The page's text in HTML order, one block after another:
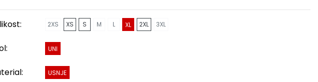
2XS XS S M L XL 2XL 3XL
UNI
USNJE